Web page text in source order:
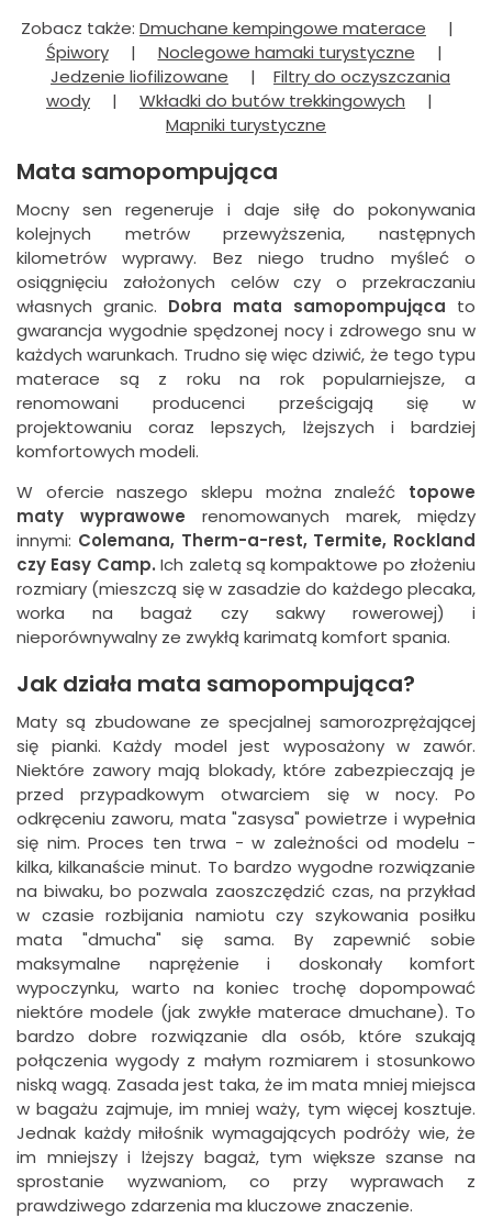
Zobacz także: Dmuchane kempingowe materace |
Śpiwory| Noclegowe hamaki turystyczne |
Jedzenie liofilizowane | Filtry do oczyszczania
wody | Wkładki do butów trekkingowych |
Mapniki turystyczne
Mata samopompująca
Mocny sen regeneruje i daje siłę do pokonywania
kolejnych metrów przewyższenia, następnych
kilometrów wyprawy. Bez niego trudno myśleć o
osiągnięciu założonych celów czy o przekraczaniu
własnych granic. Dobra mata samopompująca to
gwarancja wygodnie spędzonej nocy i zdrowego snu w
każdych warunkach. Trudno się więc dziwić, że tego typu
materace są z roku na rok popularniejsze, a
renomowani producenci prześcigają się w
projektowaniu coraz lepszych, lżejszych i bardziej
komfortowych modeli.
W ofercie naszego sklepu można znaleźć topowe
maty wyprawowe renomowanych marek, między
innymi: Colemana, Therm-a-rest, Termite, Rockland
czy Easy Camp. Ich zaletą są kompaktowe po złożeniu
rozmiary (mieszczą się w zasadzie do każdego plecaka,
worka na bagaż czy sakwy rowerowej) i
nieporównywalny ze zwykłą karimatą komfort spania.
Jak działa mata samopompująca?
Maty są zbudowane ze specjalnej samorozprężającej
się pianki. Każdy model jest wyposażony w zawór.
Niektóre zawory mają blokady, które zabezpieczają je
przed przypadkowym otwarciem się w nocy. Po
odkręceniu zaworu, mata "zasysa" powietrze i wypełnia
się nim. Proces ten trwa - w zależności od modelu -
kilka, kilkanaście minut. To bardzo wygodne rozwiązanie
na biwaku, bo pozwala zaoszczędzić czas, na przykład
w czasie rozbijania namiotu czy szykowania posiłku
mata "dmucha" się sama. By zapewnić sobie
maksymalne naprężenie i doskonały komfort
wypoczynku, warto na koniec trochę dopompować
niektóre modele (jak zwykłe materace dmuchane). To
bardzo dobre rozwiązanie dla osób, które szukają
połączenia wygody z małym rozmiarem i stosunkowo
niską wagą. Zasada jest taka, że im mata mniej miejsca
w bagażu zajmuje, im mniej waży, tym więcej kosztuje.
Jednak każdy miłośnik wymagających podróży wie, że
im mniejszy i lżejszy bagaż, tym większe szanse na
sprostanie wyzwaniom, co przy wyprawach z
prawdziwego zdarzenia ma kluczowe znaczenie.